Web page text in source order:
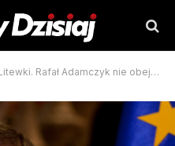
Adamczyk nie obejmie mandatu posła